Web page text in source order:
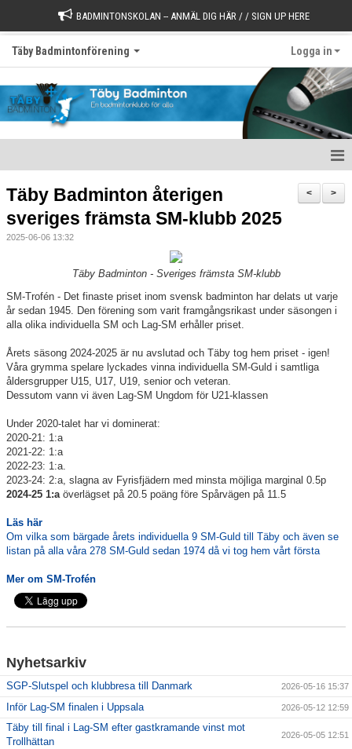
BADMINTONSKOLAN -- ANMÄL DIG HÄR / / SIGN UP HERE
Täby Badmintonförening Logga in
Börja spela
Kontakt
Information Tibble NIU
Anmälan till Badmintonskolan HT-26
Information Vuxenträning HT-26
TRC-tidning 2025-26
Lilla Badmintonligan
Täby Badminton SummerCamp 15-17 juni
Täby International Para Badminton Camp august 5-9
>
<
Täby Badminton återigen
sveriges främsta SM-klubb 2025
2025-06-06 13:32
Täby Badminton - Sveriges främsta SM-klubb
SM-Trofén - Det finaste priset inom svensk badminton har delats ut varje
år sedan 1945. Den förening som varit framgångsrikast under säsongen i
alla olika individuella SM och Lag-SM erhåller priset.
Årets säsong 2024-2025 är nu avslutad och Täby tog hem priset - igen!
Våra grymma spelare lyckades vinna individuella SM-Guld i samtliga
åldersgrupper U15, U17, U19, senior och veteran.
Dessutom vann vi även Lag-SM Ungdom för U21-klassen
Under 2020-talet har vi dominerat:
2020-21: 1:a
2021-22: 1:a
2022-23: 1:a.
2023-24: 2:a, slagna av Fyrisfjädern med minsta möjliga marginal 0.5p
2024-25 1:aöverlägset på 20.5 poäng före Spårvägen på 11.5
Läs här
Om vilka som bärgade årets individuella 9 SM-Guld till Täby och även se
listan på alla våra 278 SM-Guld sedan 1974 då vi tog hem vårt första
Mer om SM-Trofén
Nyhetsarkiv
SGP-Slutspel och klubbresa till Danmark 2026-05-16 15:37
Inför Lag-SM finalen i Uppsala 2026-05-12 12:59
Täby till final i Lag-SM efter gastkramande vinst mot
Trollhättan
2026-05-05 12:51